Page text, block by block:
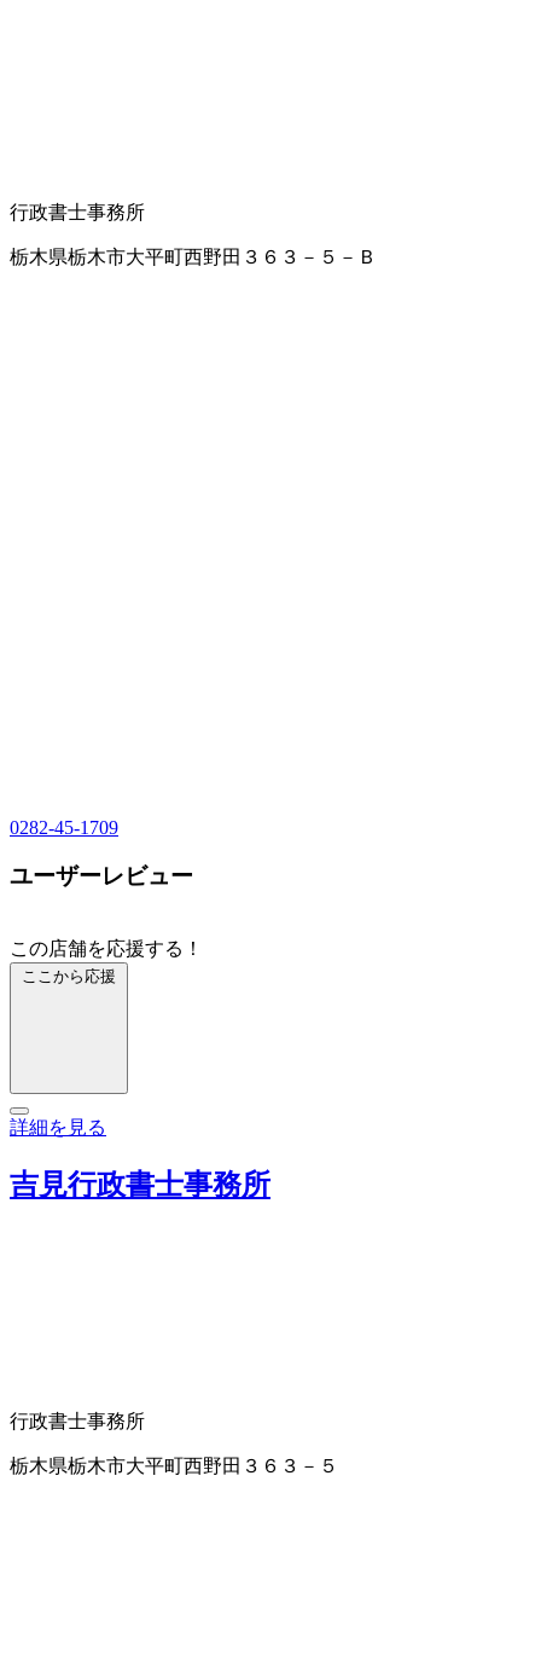
行政書士事務所
栃木県栃木市大平町西野田３６３－５－Ｂ
0282-45-1709
ユーザーレビュー
この店舗を応援する！
ここから応援
詳細を見る
吉見行政書士事務所
行政書士事務所
栃木県栃木市大平町西野田３６３－５